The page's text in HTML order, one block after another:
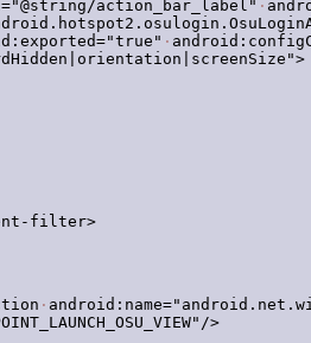
action_bar_label" ·
·
filter>
·
>